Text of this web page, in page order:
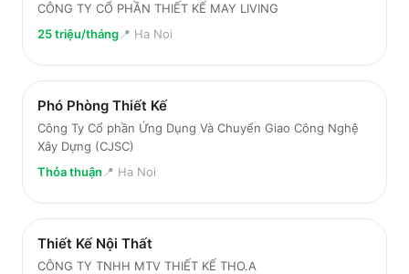
CÔNG TY CỔ PHẦN THIẾT KẾ MAY LIVING
25 triệu/tháng📍 Ha Noi
Phó Phòng Thiết Kế
Công Ty Cổ phần Ứng Dụng Và Chuyển Giao Công Nghệ
Xây Dựng (CJSC)
Thỏa thuận 📍 Ha Noi
Thiết Kế Nội Thất
CÔNG TY TNHH MTV THIẾT KẾ THO.A